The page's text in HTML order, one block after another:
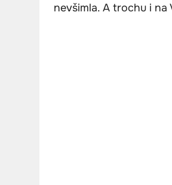
nevšimla. A trochu i